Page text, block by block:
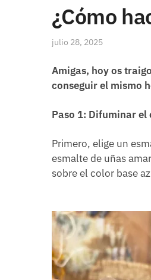
¿Cómo
julio 28, 2025
Amigas, hoy os
conseguir el mismo
Paso 1: Difuminar el
Primero, elige un
esmalte de uñas
sobre el color base